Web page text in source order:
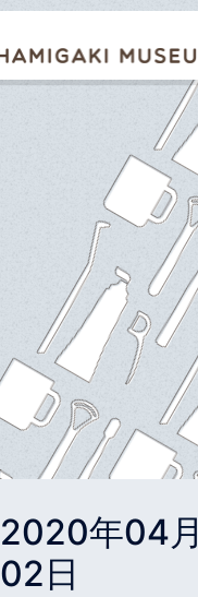
2020年04月
02日